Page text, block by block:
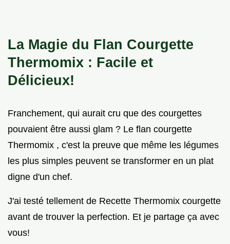
La Magie du Flan Courgette
Thermomix : Facile et
Délicieux!
Franchement, qui aurait cru que des courgettes
pouvaient être aussi glam ? Le flan courgette
Thermomix , c'est la preuve que même les légumes
les plus simples peuvent se transformer en un plat
digne d'un chef.
J'ai testé tellement de Recette Thermomix courgette
avant de trouver la perfection. Et je partage ça avec
vous!